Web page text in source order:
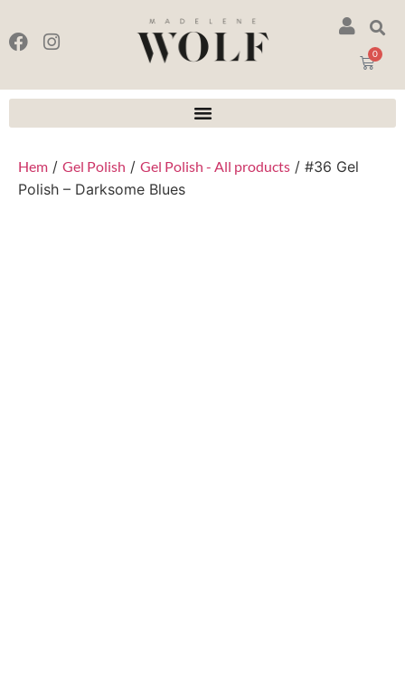
0
Hem / Gel Polish / Gel Polish - All products / #36 Gel
Polish – Darksome Blues